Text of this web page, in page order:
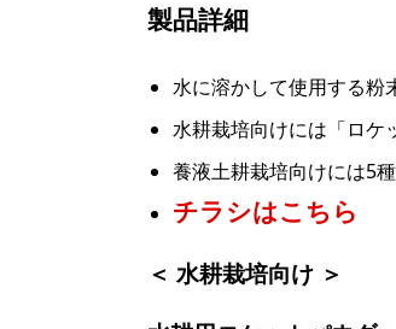
製品詳細
水に溶かして使用する粉
水耕栽培向けには「ロケ
養液土耕栽培向けには5
チラシはこちら
＜ 水耕栽培向け ＞